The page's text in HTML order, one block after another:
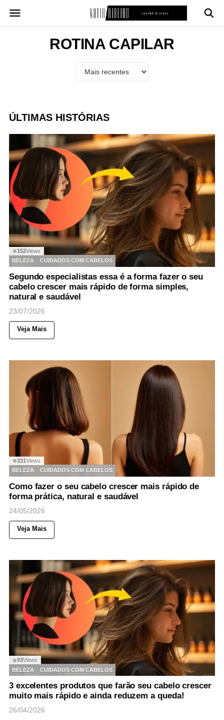
para
ROTINA CAPILAR
ÚLTIMAS HISTÓRIAS
◉152Views
BELEZA
CUIDADOS COM CABELOS
Segundo especialistas essa é a forma fazer o seu
cabelo crescer mais rápido de forma simples,
natural e saudável
23/07/2026
Veja Mais
◉331Views
BELEZA
CUIDADOS COM CABELOS
Como fazer o seu cabelo crescer mais rápido de
forma prática, natural e saudável
24/05/2026
Veja Mais
◉93Views
BELEZA
CUIDADOS COM CABELOS
3 excelentes produtos que farão seu cabelo crescer
muito mais rápido e ainda reduzem a queda!
26/04/2026